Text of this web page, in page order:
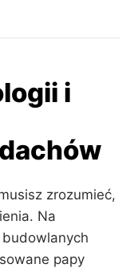
i
zrozumieć,
Na
budowlanych
papy